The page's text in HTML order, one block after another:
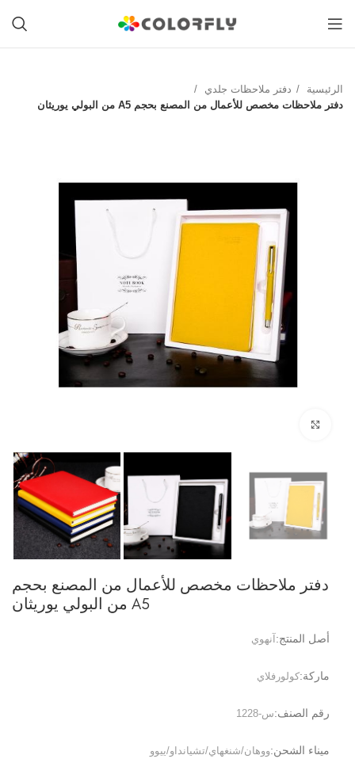
الرئيسية
دفتر ملاحظات جلدي
دفتر ملاحظات مخصص للأعمال من المصنع بحجم A5 من البولي يوريثان
دفتر ملاحظات مخصص للأعمال من المصنع بحجم
A5 من البولي يوريثان
أصل المنتج: آنهوي
ماركة:كولورفلاي
رقم الصنف:س-1228
ميناء الشحن:ووهان/شنغهاي/تشيانداو/ييوو